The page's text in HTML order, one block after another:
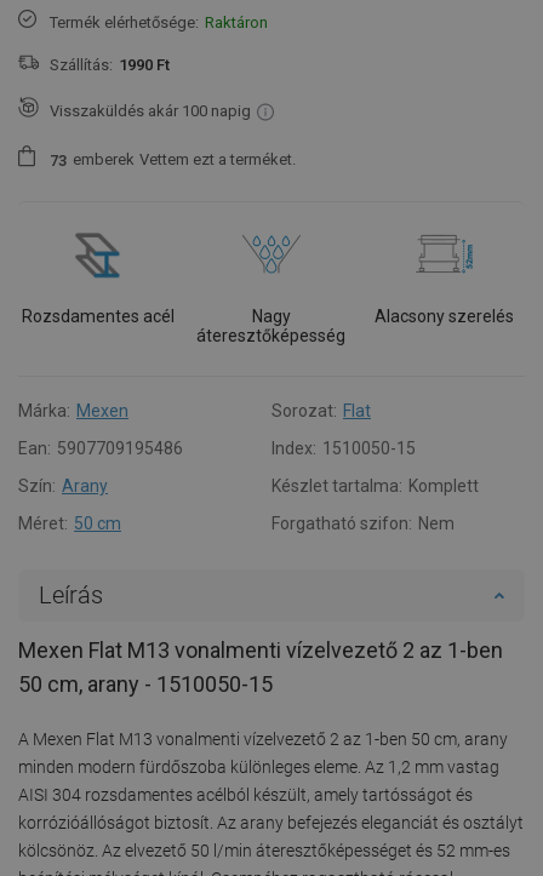
Termék elérhetősége: Raktáron
Szállítás: 1990 Ft
Visszaküldés akár 100 napig
73 emberek Vettem ezt a terméket.
Rozsdamentes acél
Nagy
áteresztőképesség
Alacsony szerelés
Márka: Mexen Sorozat: Flat
Ean: 5907709195486 Index: 1510050-15
Szín: Arany Készlet tartalma: Komplett
Méret: 50 cm Forgatható szifon: Nem
Leírás
Mexen Flat M13 vonalmenti vízelvezető 2 az 1-ben
50 cm, arany - 1510050-15
A Mexen Flat M13 vonalmenti vízelvezető 2 az 1-ben 50 cm, arany
minden modern fürdőszoba különleges eleme. Az 1,2 mm vastag
AISI 304 rozsdamentes acélból készült, amely tartósságot és
korrózióállóságot biztosít. Az arany befejezés eleganciát és osztályt
kölcsönöz. Az elvezető 50 l/min áteresztőképességet és 52 mm-es